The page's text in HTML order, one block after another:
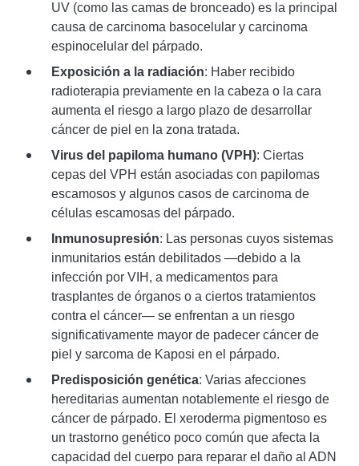
UV (como las camas de bronceado) es la principal
causa de carcinoma basocelular y carcinoma
espinocelular del párpado.
Exposición a la radiación: Haber recibido
radioterapia previamente en la cabeza o la cara
aumenta el riesgo a largo plazo de desarrollar
cáncer de piel en la zona tratada.
Virus del papiloma humano (VPH): Ciertas
cepas del VPH están asociadas con papilomas
escamosos y algunos casos de carcinoma de
células escamosas del párpado.
Inmunosupresión: Las personas cuyos sistemas
inmunitarios están debilitados —debido a la
infección por VIH, a medicamentos para
trasplantes de órganos o a ciertos tratamientos
contra el cáncer— se enfrentan a un riesgo
significativamente mayor de padecer cáncer de
piel y sarcoma de Kaposi en el párpado.
Predisposición genética: Varias afecciones
hereditarias aumentan notablemente el riesgo de
cáncer de párpado. El xeroderma pigmentoso es
un trastorno genético poco común que afecta la
capacidad del cuerpo para reparar el daño al ADN